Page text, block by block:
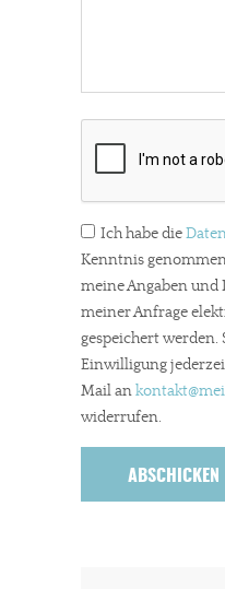
Solltest Du unsere
kannst Du uns mit einer
Paypal -
JETZT SPENDEN
Ich habe die
Kenntnis
meine Angaben
meiner Anfrage
gespeichert werden.
Einwilligung
Mail ankontakt
widerrufen.